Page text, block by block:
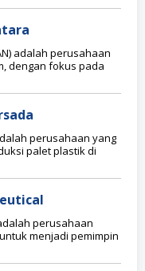
adalah perusahaan
dengan fokus pada
perusahaan yang
palet plastik di
perusahaan
menjadi pemimpin